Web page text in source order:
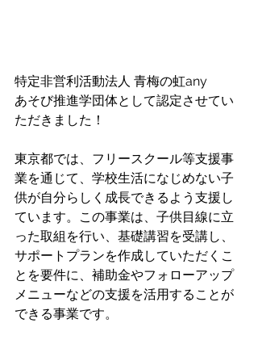
特定非営利活動法人 青梅の虹any
あそび推進学団体として認定させてい
ただきました！
東京都では、フリースクール等支援事
業を通じて、学校生活になじめない子
供が自分らしく成長できるよう支援し
ています。この事業は、子供目線に立
った取組を行い、基礎講習を受講し、
サポートプランを作成していただくこ
とを要件に、補助金やフォローアップ
メニューなどの支援を活用することが
できる事業です。